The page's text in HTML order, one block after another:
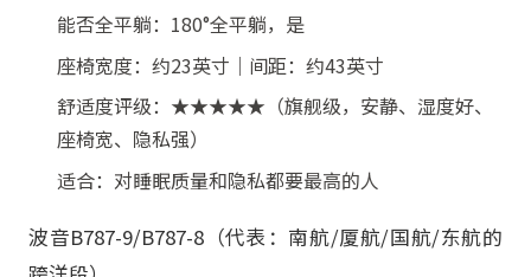
能否全平躺：180°全平躺，是
座椅宽度：约23英寸｜间距：约43英寸
舒适度评级：★★★★★（旗舰级，安静、湿度好、
座椅宽、隐私强）
适合：对睡眠质量和隐私都要最高的人
波音B787-9/B787-8（代表：南航/厦航/国航/东航的